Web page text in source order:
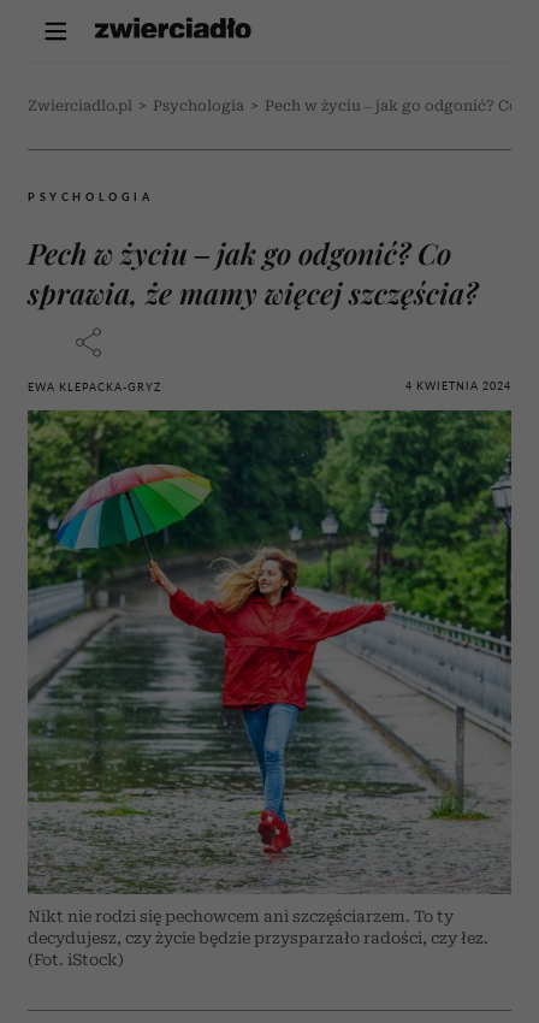
Zwierciadlo.pl > Psychologia > Pech w życiu – jak go odgonić? Co
PSYCHOLOGIA
Pech w życiu – jak go odgonić? Co
sprawia, że mamy więcej szczęścia?
EWA KLEPACKA-GRYZ 4 KWIETNIA 2024
Nikt nie rodzi się pechowcem ani szczęściarzem. To ty
decydujesz, czy życie będzie przysparzało radości, czy łez.
(Fot. iStock)